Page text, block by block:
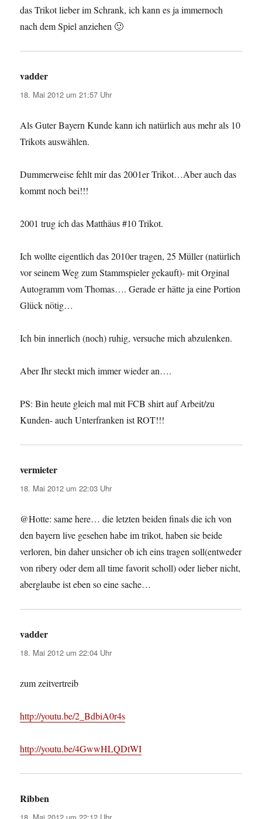
das Trikot lieber im Schrank, ich kann es ja immernoch
nach dem Spiel anziehen 🙂
vadder
18. Mai 2012 um 21:57 Uhr
Als Guter Bayern Kunde kann ich natürlich aus mehr als 10
Trikots auswählen.
Dummerweise fehlt mir das 2001er Trikot…Aber auch das
kommt noch bei!!!
2001 trug ich das Matthäus #10 Trikot.
Ich wollte eigentlich das 2010er tragen, 25 Müller (natürlich
vor seinem Weg zum Stammspieler gekauft)- mit Orginal
Autogramm vom Thomas…. Gerade er hätte ja eine Portion
Glück nötig…
Ich bin innerlich (noch) ruhig, versuche mich abzulenken.
Aber Ihr steckt mich immer wieder an….
PS: Bin heute gleich mal mit FCB shirt auf Arbeit/zu
Kunden- auch Unterfranken ist ROT!!!
vermieter
18. Mai 2012 um 22:03 Uhr
@Hotte: same here… die letzten beiden finals die ich von
den bayern live gesehen habe im trikot, haben sie beide
verloren, bin daher unsicher ob ich eins tragen soll(entweder
von ribery oder dem all time favorit scholl) oder lieber nicht,
aberglaube ist eben so eine sache…
vadder
18. Mai 2012 um 22:04 Uhr
zum zeitvertreib
http://youtu.be/2_BdbiA0r4s
http://youtu.be/4GwwHLQDtWI
Ribben